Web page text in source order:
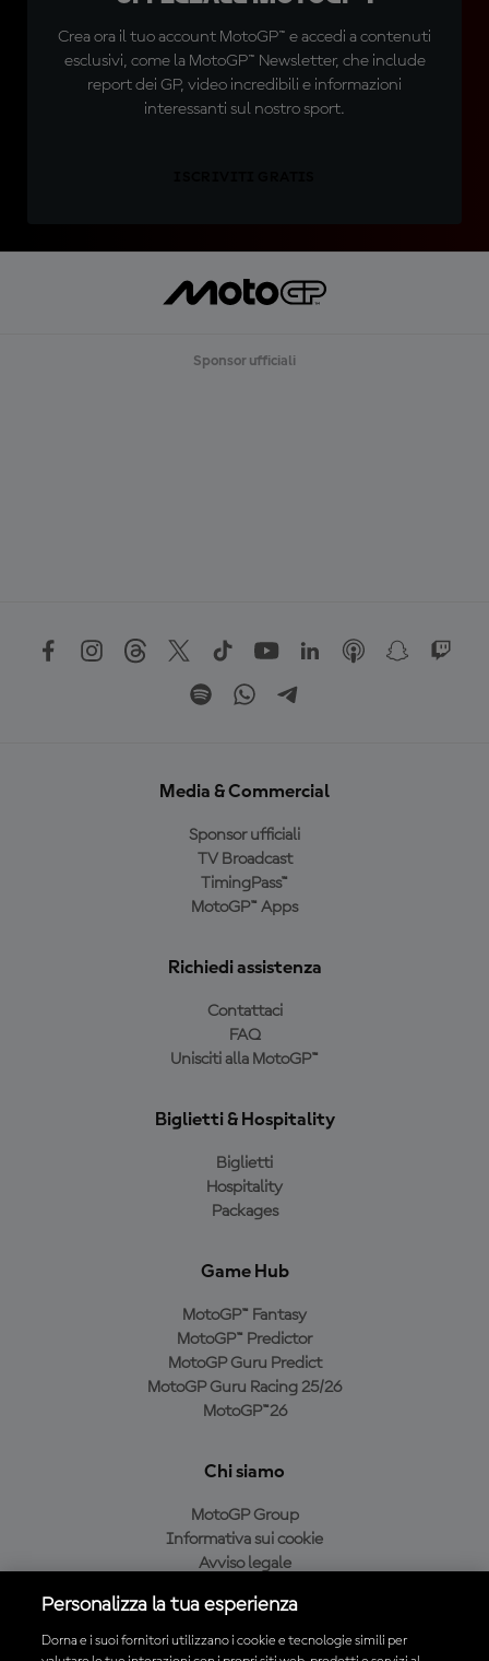
Crea ora il tuo account MotoGP™ e accedi a contenuti
esclusivi, come la MotoGP™ Newsletter, che include
report dei GP, video incredibili e informazioni
interessanti sul nostro sport.
Sponsor ufficiali
Media & Commercial
Sponsor ufficiali
TV Broadcast
TimingPass™
MotoGP™ Apps
Richiedi assistenza
Contattaci
FAQ
Unisciti alla MotoGP™
Biglietti & Hospitality
Biglietti
Hospitality
Packages
Game Hub
MotoGP™ Fantasy
MotoGP™ Predictor
MotoGP Guru Predict
MotoGP Guru Racing 25/26
MotoGP™26
Chi siamo
MotoGP Group
Informativa sui cookie
Avviso legale
Condizioni di acquisto
Personalizza la tua esperienza
Dorna e i suoi fornitori utilizzano i cookie e tecnologie simili per